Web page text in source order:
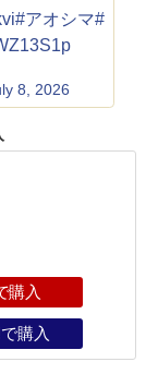
#アオシマ#
8, 2026
購入
購入